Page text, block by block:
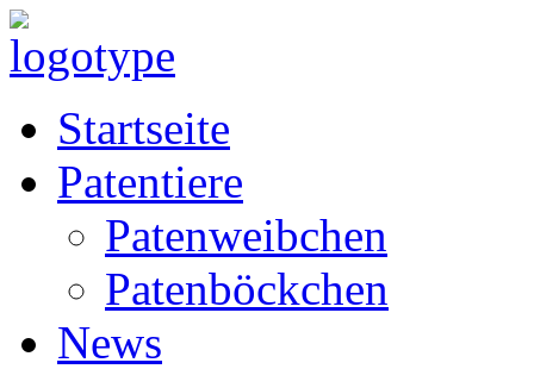
Startseite
Patentiere
Patenweibchen
Patenböckchen
News